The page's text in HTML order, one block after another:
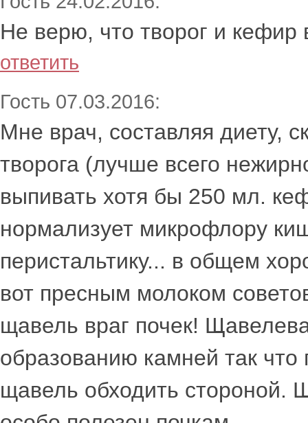
Не верю, что творог и кефир
ответить
Гость 07.03.2016:
Мне врач, составляя диету,
творога (лучше всего
выпивать хотя бы 250 мл.
нормализует микрофлору
перистальтику... в общем
вот пресным молоком
щавель враг почек!
образованию камней так
щавель обходить стороной.